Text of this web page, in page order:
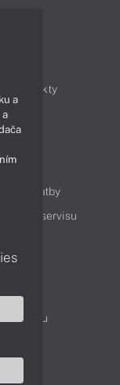
Produkty
a platby
Cenník servisu
tovaru
a
a